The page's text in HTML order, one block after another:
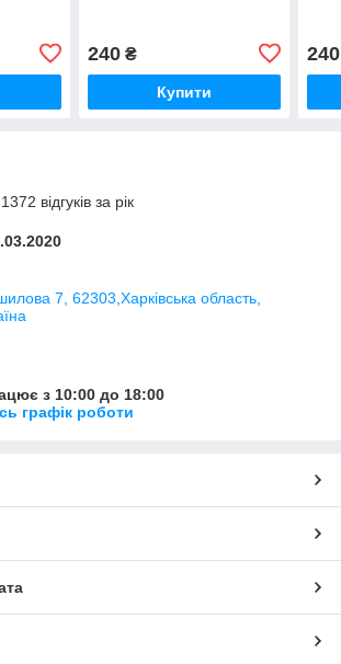
240₴
Купити
240
відгуків за рік
7, 62303,Харківська область,
з 10:00 до 18:00
графік роботи